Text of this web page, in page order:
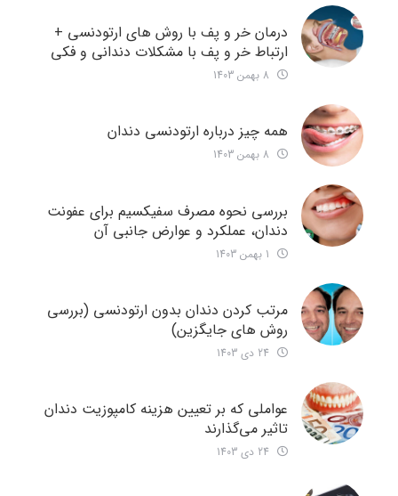
درمان خر و پف با روش های ارتودنسی +
ارتباط خر و پف با مشکلات دندانی و فکی
همه چیز درباره ارتودنسی دندان
بررسی نحوه مصرف سفیکسیم برای عفونت
دندان، عملکرد و عوارض جانبی آن
مرتب کردن دندان بدون ارتودنسی (بررسی
روش های جایگزین)
عواملی که بر تعیین هزینه کامپوزیت دندان
تاثیر می‌گذارند